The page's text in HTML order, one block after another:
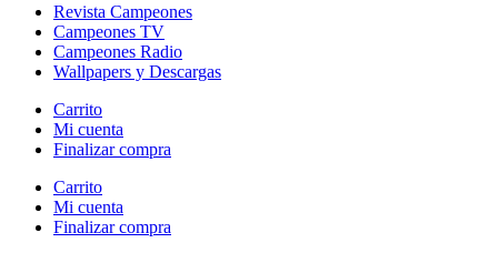
Revista Campeones
Campeones TV
Campeones Radio
Wallpapers y Descargas
Carrito
Mi cuenta
Finalizar compra
Carrito
Mi cuenta
Finalizar compra